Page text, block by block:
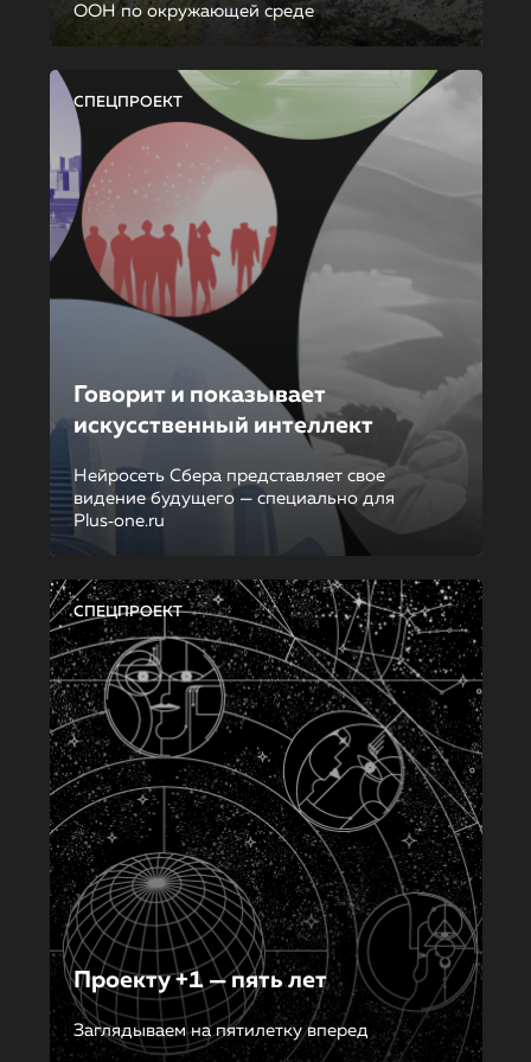
ООН по окружающей среде
СПЕЦПРОЕКТ
Говорит и показывает
искусственный интеллект
Нейросеть Сбера представляет свое
видение будущего — специально для
Plus‑one.ru
СПЕЦПРОЕКТ
Проекту +1 — пять лет
Заглядываем на пятилетку вперед